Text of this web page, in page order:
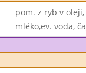
pom. z ryb v
mléko,ev. voda,